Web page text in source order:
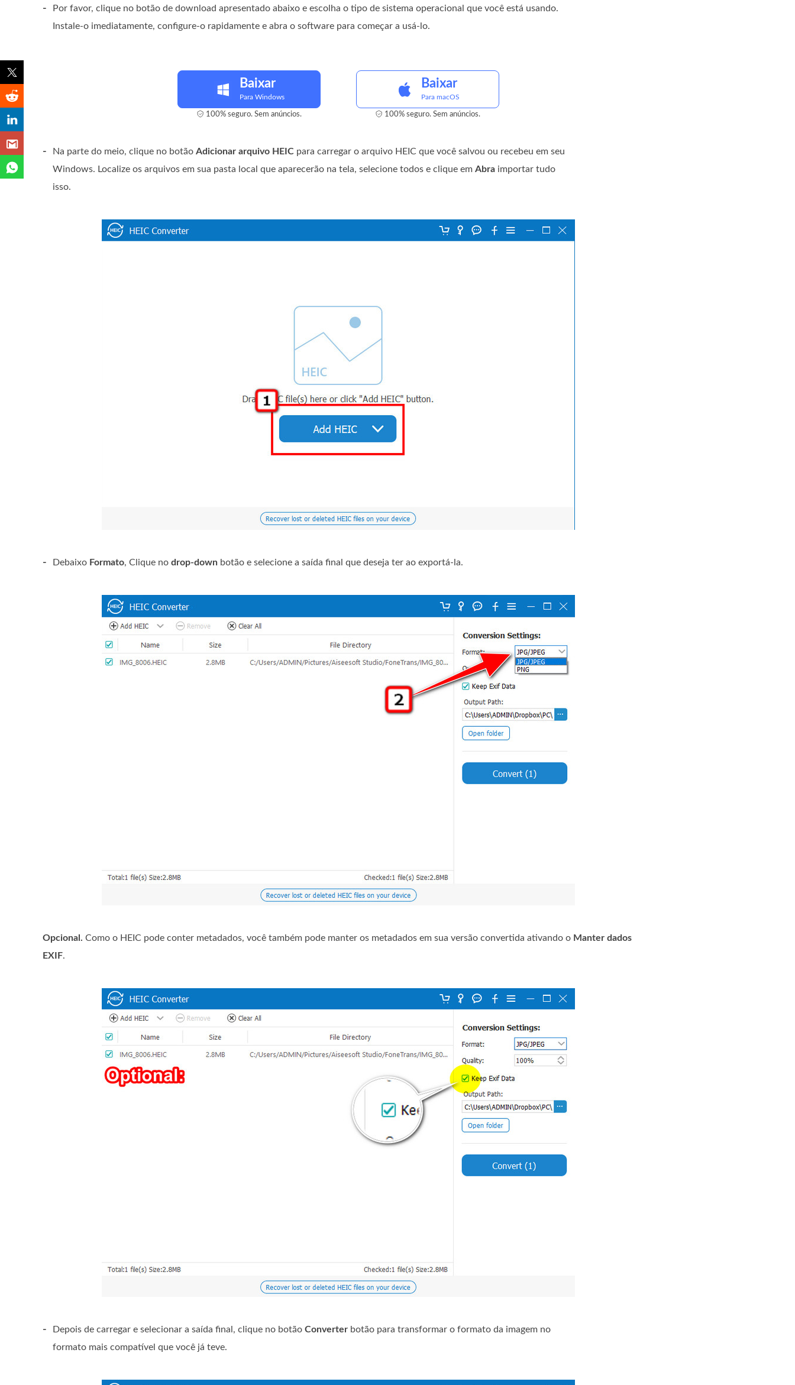
-
Por favor, clique no botão de download apresentado abaixo e escolha o tipo de sistema operacional que você está usando.
Instale-o imediatamente, configure-o rapidamente e abra o software para começar a usá-lo.
Baixar
Para Windows
100% seguro. Sem anúncios.
Baixar
Para macOS
100% seguro. Sem anúncios.
- Na parte do meio, clique no botão Adicionar arquivo HEIC para carregar o arquivo HEIC que você salvou ou recebeu em seu
Windows. Localize os arquivos em sua pasta local que aparecerão na tela, selecione todos e clique em Abra importar tudo
isso.
- Debaixo Formato, Clique no drop-down botão e selecione a saída final que deseja ter ao exportá-la.
Opcional. Como o HEIC pode conter metadados, você também pode manter os metadados em sua versão convertida ativando o Manter dados
EXIF.
- Depois de carregar e selecionar a saída final, clique no botão Converter botão para transformar o formato da imagem no
formato mais compatível que você já teve.